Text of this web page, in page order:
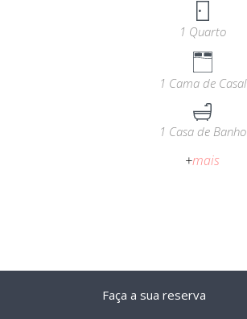
1 Quarto
1 Cama de Casal
1 Casa de Banho
+mais
Faça a sua reserva